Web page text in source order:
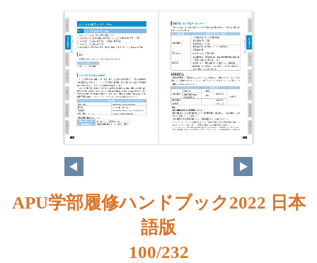
APU学部履修ハンドブック2022 日本
語版
100/232